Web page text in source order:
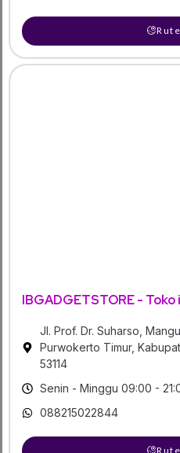
IBGADGETSTORE -
Jl. Prof. Dr. Suharso,
Purwokerto Timur,
53114
Senin - Minggu 09:00 -
088215022844